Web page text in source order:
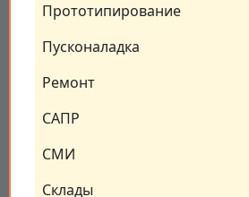
Прототипирование
Пусконаладка
Ремонт
САПР
СМИ
Склады